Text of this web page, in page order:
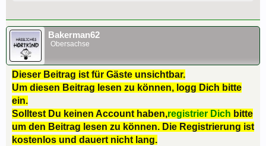
Bakerman62
Obersachse
Dieser Beitrag ist für Gäste unsichtbar.
Um diesen Beitrag lesen zu können, logg Dich bitte
ein.
Solltest Du keinen Account haben,registrier Dich bitte
um den Beitrag lesen zu können. Die Registrierung ist
kostenlos und dauert nicht lang.